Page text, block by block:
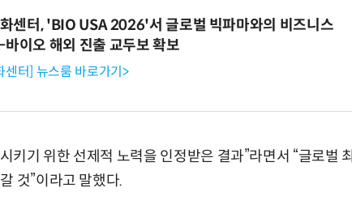
센터, 'BIO USA 2026'서 글로벌 빅파마와의 비즈니스
이오 해외 진출 교두보 확보
센터] 뉴스룸 바로가기>
키기 위한 선제적 노력을 인정받은 결과”라면서 “글로벌 최
것”이라고 말했다.